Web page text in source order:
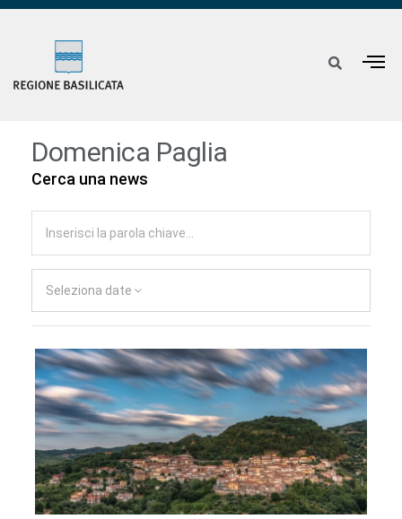
Domenica Paglia
Cerca una news
Seleziona date